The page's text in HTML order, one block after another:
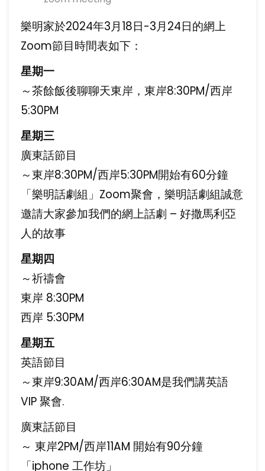
樂明家於2024年3月18日-3月24日的網上
Zoom節目時間表如下：
星期一
～茶餘飯後聊聊天東岸，東岸8:30PM/西岸
5:30PM
星期三
廣東話節目
～東岸8:30PM/西岸5:30PM開始有60分鐘
「樂明話劇組」Zoom聚會，樂明話劇組誠意
邀請大家參加我們的網上話劇 – 好撒馬利亞
人的故事
星期四
～祈禱會
東岸 8:30PM
西岸 5:30PM
星期五
英語節目
～東岸9:30AM/西岸6:30AM是我們講英語
VIP 聚會.
廣東話節目
～ 東岸2PM/西岸11AM 開始有90分鐘
「iphone 工作坊」